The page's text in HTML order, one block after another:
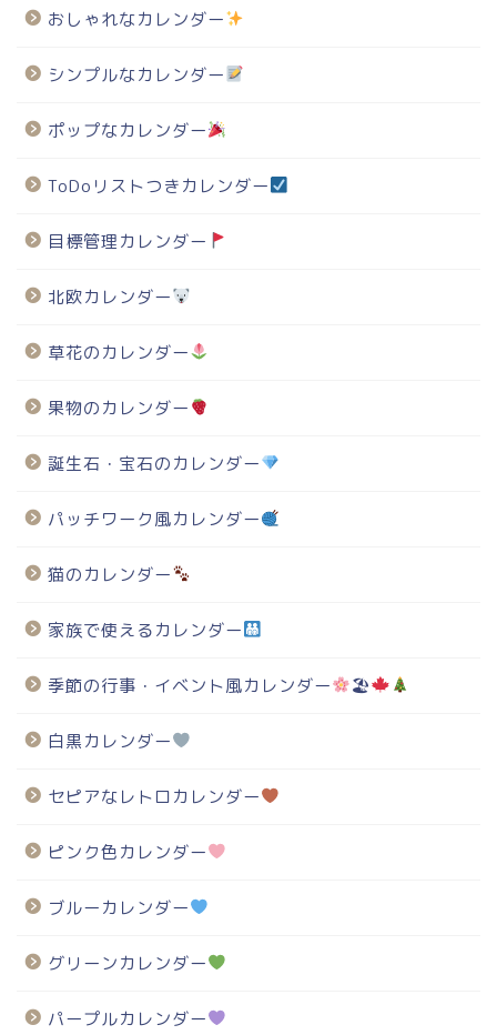
おしゃれなカレンダー
シンプルなカレンダー
ポップなカレンダー
ToDoリストつきカレンダー
目標管理カレンダー
北欧カレンダー
草花のカレンダー
果物のカレンダー
誕生石・宝石のカレンダー
パッチワーク風カレンダー
猫のカレンダー
家族で使えるカレンダー
季節の行事・イベント風カレンダー 🏖
白黒カレンダー
セピアなレトロカレンダー
ピンク色カレンダー
ブルーカレンダー
グリーンカレンダー
パープルカレンダー